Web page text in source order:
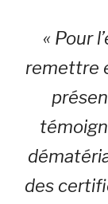
« Pour
remettre
des